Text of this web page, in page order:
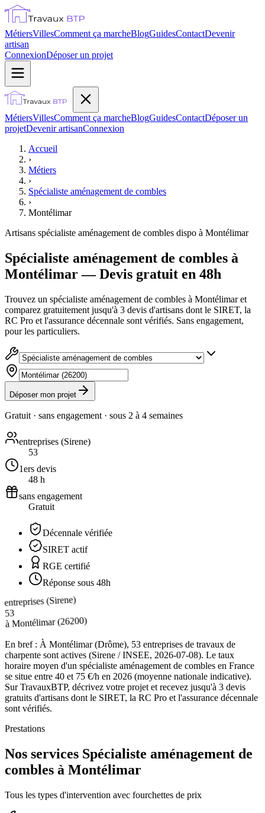
MétiersVillesComment ça marcheBlogGuidesContactDevenir
artisan
ConnexionDéposer un projet
MétiersVillesComment ça marcheBlogGuidesContactDéposer un
projetDevenir artisanConnexion
Accueil
›
Métiers
›
Spécialiste aménagement de combles
›
Montélimar
Artisans spécialiste aménagement de combles dispo à Montélimar
Spécialiste aménagement de combles à
Montélimar — Devis gratuit en 48h
Trouvez un spécialiste aménagement de combles à Montélimar et
comparez gratuitement jusqu'à 3 devis d'artisans dont le SIRET, la
RC Pro et l'assurance décennale sont vérifiés. Sans engagement,
pour les particuliers.
Déposer mon projet
Gratuit · sans engagement · sous 2 à 4 semaines
entreprises (Sirene)
53
1ers devis
48 h
sans engagement
Gratuit
Décennale vérifiée
SIRET actif
RGE certifié
Réponse sous 48h
entreprises (Sirene)
53
àMontélimar(26200)
En bref : À Montélimar (Drôme), 53 entreprises de travaux de
charpente sont actives (Sirene / INSEE, 2026-07-08). Le taux
horaire moyen d'un spécialiste aménagement de combles en France
se situe entre 40 et 75 €/h en 2026 (moyenne nationale indicative).
Sur TravauxBTP, décrivez votre projet et recevez jusqu'à 3 devis
gratuits d'artisans dont le SIRET, la RC Pro et l'assurance décennale
sont vérifiés.
Prestations
Nos services Spécialiste aménagement de
combles à Montélimar
Tous les types d'intervention avec fourchettes de prix